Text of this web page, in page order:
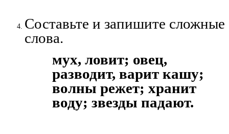
Составьте и запишите сложные
слова.
мух, ловит; овец,
разводит, варит кашу;
волны режет; хранит
воду; звезды падают.